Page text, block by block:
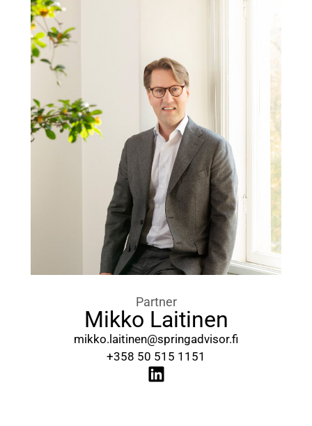
Partner
Mikko Laitinen
mikko.laitinen@springadvisor.fi
+358 50 515 1151